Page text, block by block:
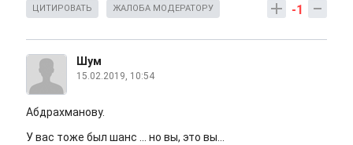
-1
ЦИТИРОВАТЬ ЖАЛОБА МОДЕРАТОРУ
Шум
15.02.2019, 10:54
Абдрахманову.
У вас тоже был шанс ... но вы, это вы...